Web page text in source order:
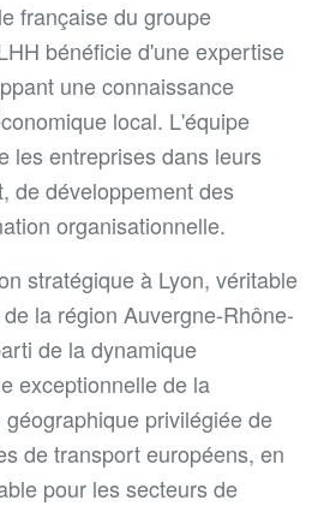
française du groupe
bénéficie d'une expertise
une connaissance
local. L'équipe
les entreprises dans leurs
de développement des
organisationnelle.
stratégique à Lyon, véritable
la région Auvergne-Rhône-
de la dynamique
exceptionnelle de la
privilégiée de
de transport européens, en
pour les secteurs de